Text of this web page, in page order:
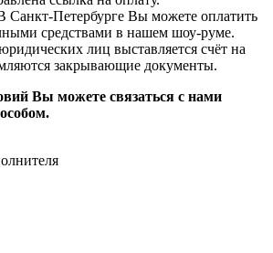
Санкт-Петербурге Вы можете оплатить
средствами в нашем шоу-руме.
лиц выставляется счёт на
закрывающие документы.
Вы можете связаться с нами